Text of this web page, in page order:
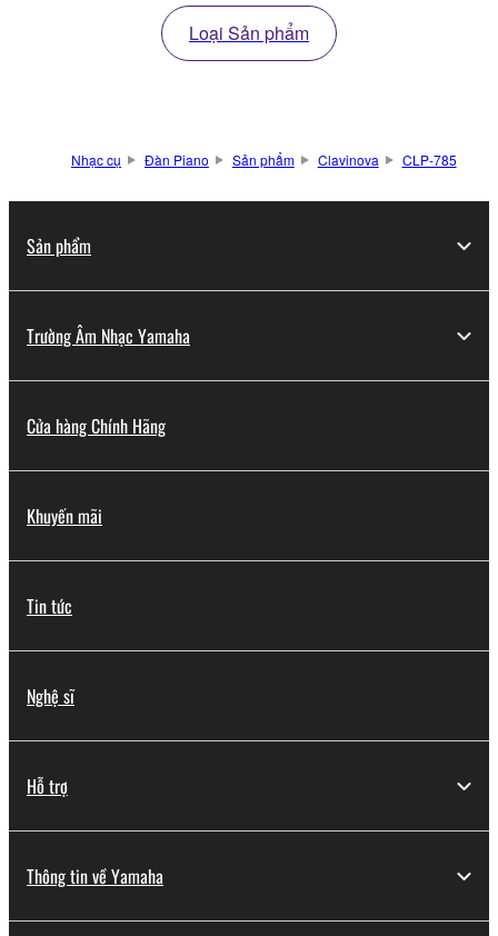
Loại Sản phẩm
Nhạc cụ Đàn Piano Sản phẩm Clavinova CLP-785
Sản phẩm
Trường Âm Nhạc Yamaha
Cửa hàng Chính Hãng
Khuyến mãi
Tin tức
Nghệ sĩ
Hỗ trợ
Thông tin về Yamaha